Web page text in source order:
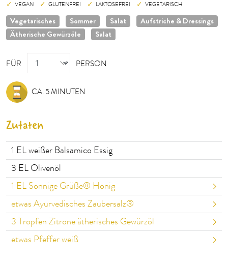
VEGAN GLUTENFREI LAKTOSEFREI VEGETARISCH
Vegetarisches Sommer Salat
Aufstriche & Dressings
Ätherische Gewürzöle
Salat
FÜR
PERSON
PERSON
CA. 5 MINUTEN
Zutaten
1 EL weißer Balsamico Essig
3 EL Olivenöl
1 EL Sonnige Grüße® Honig
etwas Ayurvedisches Zaubersalz®
3 Tropfen Zitrone ätherisches Gewürzöl
etwas Pfeffer weiß